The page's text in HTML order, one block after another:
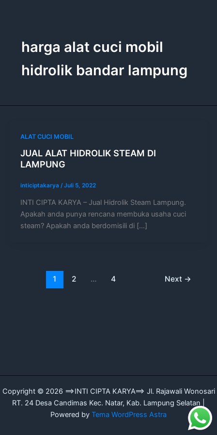
harga alat cuci mobil
hidrolik bandar lampung
ALAT CUCI MOBIL
JUAL ALAT HIDROLIK STEAM DI
LAMPUNG
inticiptakarya /Juli 5, 2022
INTI CIPTA KARYA – Jual Hidrolik Steam Lampung.
Apakah anda punya rencana membuka usaha cuci
steam? Apakah anda berdomisili di […]
1 2 … 4 Next →
Copyright © 2026 ==>INTI CIPTA KARYA==> Jl. Rajawali Wonosari
RT. 24 Desa Candimas Kec. Natar, Kab. Lampung Selatan |
Powered by Tema WordPress Astra